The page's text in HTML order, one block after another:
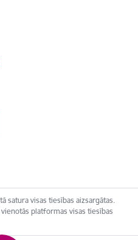
satura visas tiesības aizsargātas.
platformas visas tiesības